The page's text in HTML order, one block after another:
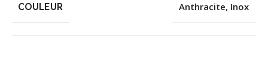
COULEUR Anthracite, Inox